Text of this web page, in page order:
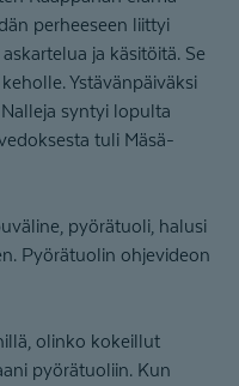
perheeseen liittyi
ja käsitöitä. Se
Ystävänpäiväksi
syntyi lopulta
tuli Mäsä-
pyörätuoli, halusi
Pyörätuolin ohjevideon
olinko kokeillut
pyörätuoliin. Kun